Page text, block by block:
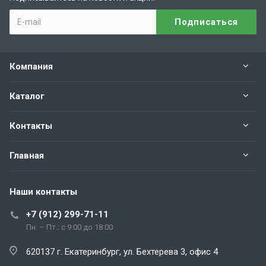
Компания
Каталог
Контакты
Главная
Наши контакты
+7 (912) 299-71-11
Пн. – Пт.: с 9:00 до 18:00
620137 г. Екатеринбург, ул. Бехтерева 3, офис 4